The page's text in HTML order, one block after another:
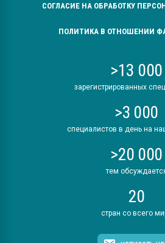
СОГЛАСИЕ НА ОБРАБОТКУ
ПОЛИТИКА В ОТНОШЕНИИ
>13 000
зарегистрированных
>3 000
специалистов в день на
>20 000
тем
20
стран со всего